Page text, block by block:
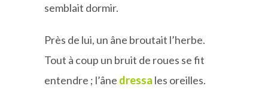
semblait dormir.
Près de lui, un âne broutait l’herbe.
Tout à coup un bruit de roues se fit
entendre ; l’âne dressa les oreilles.